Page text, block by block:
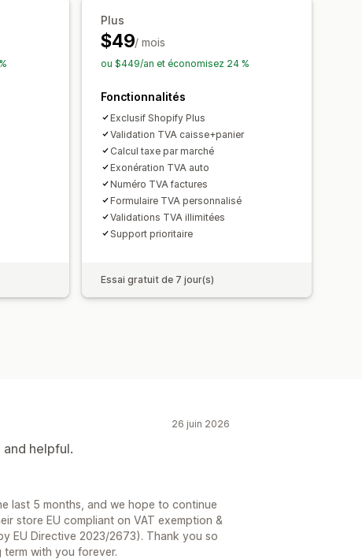
Plus
$49/ mois
ou $449/an et économisez 24 %
Fonctionnalités
Exclusif Shopify Plus
Validation TVA caisse+panier
Calcul taxe par marché
Exonération TVA auto
Numéro TVA factures
Formulaire TVA personnalisé
Validations TVA illimitées
Support prioritaire
Essai gratuit de 7 jour(s)
26 juin 2026
helpful.
last 5 months, and we hope to continue
store EU compliant on VAT exemption &
EU Directive 2023/2673). Thank you so
with you forever.